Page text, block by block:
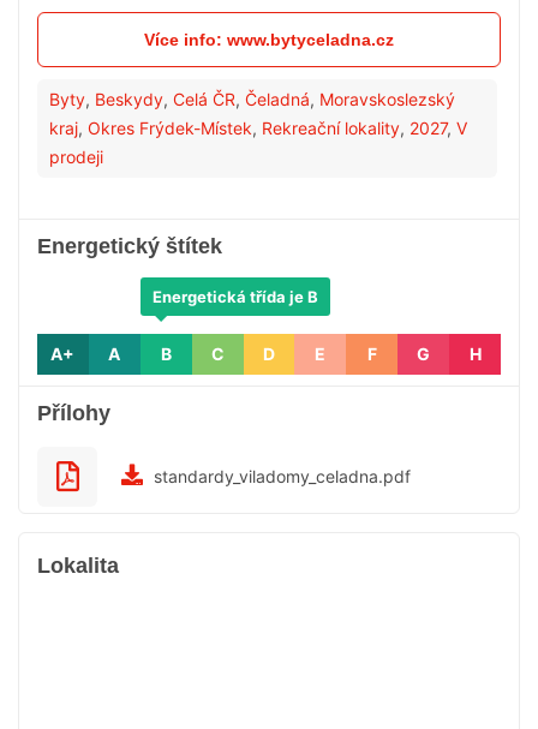
Více info: www.bytyceladna.cz
Byty, Beskydy, Celá ČR, Čeladná, Moravskoslezský
kraj, Okres Frýdek-Místek, Rekreační lokality, 2027, V
prodeji
Energetický štítek
A+ A B
Energetická třída je B
C D E F G H
Přílohy
standardy_viladomy_celadna.pdf
Lokalita